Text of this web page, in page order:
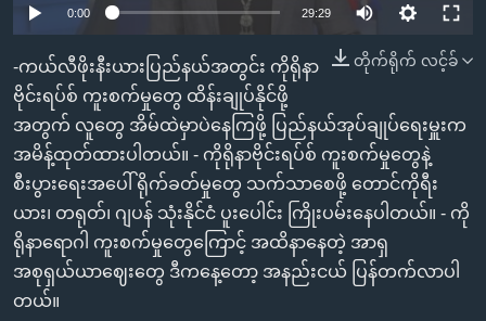
စာမျက်နှာ
ကျော်
ကြည့်
ရန်
ရှာဖွေ
ရန်
နေရာ
သို့
ကျော်
ရန်
ဘာသာစကားများ
0:00 29:29
တိုက်ရိုက် လင့်ခ်
-ကယ်လီဖိုးနီးယားပြည်နယ်အတွင်း ကိုရိုနာ
ဗိုင်းရပ်စ် ကူးစက်မှုတွေ ထိန်းချုပ်နိုင်ဖို့
အတွက် လူတွေ အိမ်ထဲမှာပဲနေကြဖို့ ပြည်နယ်အုပ်ချုပ်ရေးမှူးက
အမိန့်ထုတ်ထားပါတယ်။ - ကိုရိုနာဗိုင်းရပ်စ် ကူးစက်မှုတွေနဲ့
စီးပွားရေးအပေါ် ရိုက်ခတ်မှုတွေ သက်သာစေဖို့ တောင်ကိုရီး
ယား၊ တရုတ်၊ ဂျပန် သုံးနိုင်ငံ ပူးပေါင်း ကြိုးပမ်းနေပါတယ်။ - ကို
ရိုနာရောဂါ ကူးစက်မှုတွေကြောင့် အထိနာနေတဲ့ အာရှ
အစုရှယ်ယာဈေးတွေ ဒီကနေ့တော့ အနည်းငယ် ပြန်တက်လာပါ
တယ်။